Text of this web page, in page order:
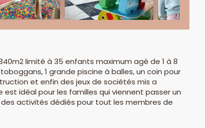
limité à 35 enfants maximum agé de 1 à 8
1 grande piscine à balles, un coin pour
et enfin des jeux de sociétés mis a
idéal pour les familles qui viennent passer un
activités dédiés pour tout les membres de